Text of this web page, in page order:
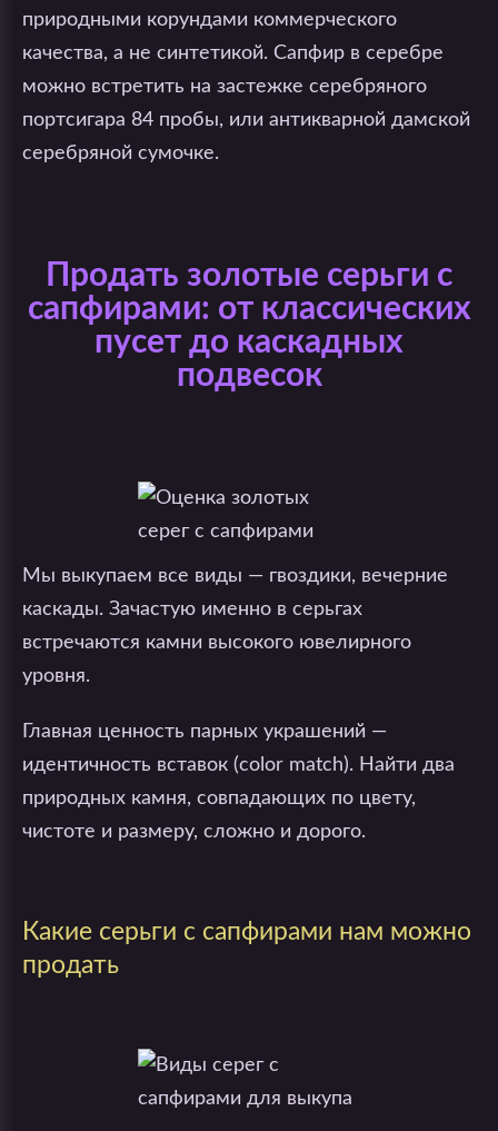
природными корундами коммерческого
качества, а не синтетикой. Сапфир в серебре
можно встретить на застежке серебряного
портсигара 84 пробы, или антикварной дамской
серебряной сумочке.
Продать золотые серьги с
сапфирами: от классических
пусет до каскадных
подвесок
Мы выкупаем все виды — гвоздики, вечерние
каскады. Зачастую именно в серьгах
встречаются камни высокого ювелирного
уровня.
Главная ценность парных украшений —
идентичность вставок (color match). Найти два
природных камня, совпадающих по цвету,
чистоте и размеру, сложно и дорого.
Какие серьги с сапфирами нам можно
продать